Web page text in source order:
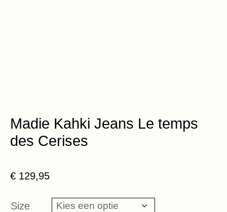
Madie Kahki Jeans Le temps
des Cerises
€ 129,95
Size